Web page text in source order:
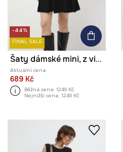
-44%
FINAL SALE
Šaty dámské mini, z viskózy, se vzorem
Aktuální cena:
689 Kč
Běžná cena: 1249 Kč
Nejnižší cena: 1249 Kč